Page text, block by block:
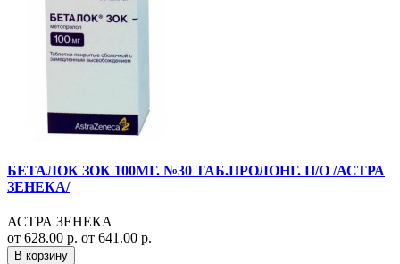
БЕТАЛОК ЗОК 100МГ. №30 ТАБ.ПРОЛОНГ. П/О /АСТРА
ЗЕНЕКА/
АСТРА ЗЕНЕКА
от 628.00 р. от 641.00 р.
В корзину